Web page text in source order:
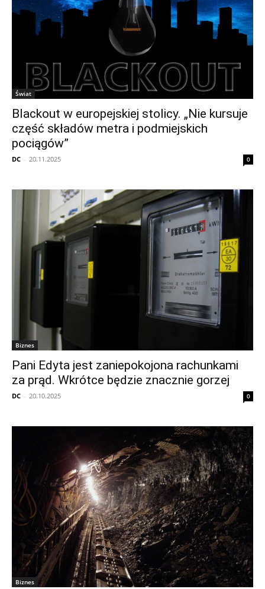
Świat
Blackout w europejskiej stolicy. „Nie kursuje
część składów metra i podmiejskich
pociągów”
DC - 20.11.2025 0
Biznes
Pani Edyta jest zaniepokojona rachunkami
za prąd. Wkrótce będzie znacznie gorzej
DC - 20.10.2025 0
Biznes